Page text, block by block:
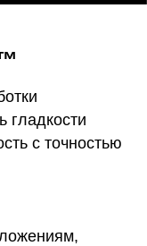
гладкости
с точностью